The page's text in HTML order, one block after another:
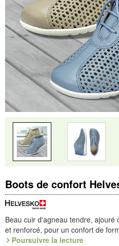
Boots de confort
Beau cuir d'agneau tendre,
et renforcé, pour un confort de
en TPU léger et amortissant,
Poursuivre la lecture